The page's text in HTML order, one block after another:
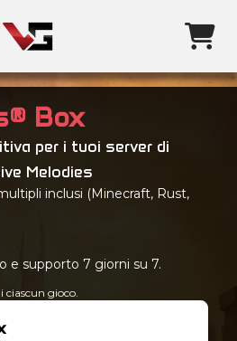
Box
per i tuoi server di
Melodies
inclusi (Minecraft, Rust,
e supporto 7 giorni su 7.
ciascun gioco.